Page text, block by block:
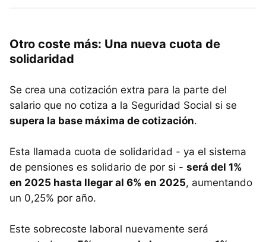
Otro coste más: Una nueva cuota de
solidaridad
Se crea una cotización extra para la parte del
salario que no cotiza a la Seguridad Social si se
supera la base máxima de cotización.
Esta llamada cuota de solidaridad - ya el sistema
de pensiones es solidario de por si - será del 1%
en 2025 hasta llegar al 6% en 2025, aumentando
un 0,25% por año.
Este sobrecoste laboral nuevamente será